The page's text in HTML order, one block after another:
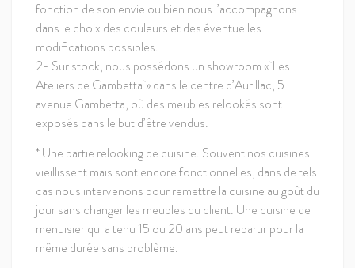
fonction de son envie ou bien nous l’accompagnons
dans le choix des couleurs et des éventuelles
modifications possibles.
2- Sur stock, nous possédons un showroom « Les
Ateliers de Gambetta » dans le centre d’Aurillac, 5
avenue Gambetta, où des meubles relookés sont
exposés dans le but d’être vendus.
* Une partie relooking de cuisine. Souvent nos cuisines
vieillissent mais sont encore fonctionnelles, dans de tels
cas nous intervenons pour remettre la cuisine au goût du
jour sans changer les meubles du client. Une cuisine de
menuisier qui a tenu 15 ou 20 ans peut repartir pour la
même durée sans problème.